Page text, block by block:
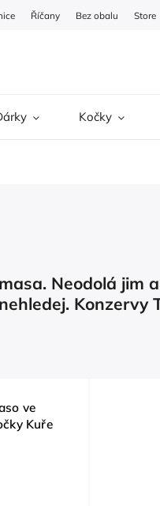
Říčany Bez obalu Store
Kočky
Neodolá jim
Konzervy
ve
Kuře